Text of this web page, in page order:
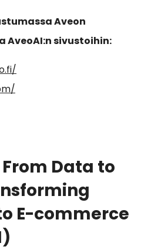
Aveon
AveoAI:n sivustoihin:
Data to
E-commerce